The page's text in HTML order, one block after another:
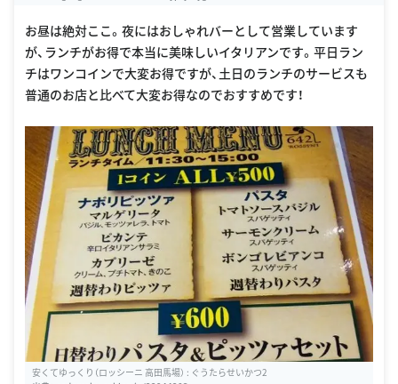
お昼は絶対ここ。夜にはおしゃれバーとして営業しています
が、ランチがお得で本当に美味しいイタリアンです。平日ラン
チはワンコインで大変お得ですが、土日のランチのサービスも
普通のお店と比べて大変お得なのでおすすめです！
安くてゆっくり（ロッシーニ 高田馬場） : ぐうたらせいかつ2